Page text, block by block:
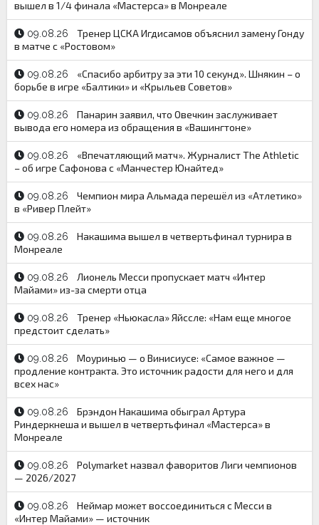
вышел в 1/4 финала «Мастерса» в Монреале
09.08.26
Тренер ЦСКА Игдисамов объяснил замену Гонду
в матче с «Ростовом»
09.08.26
«Спасибо арбитру за эти 10 секунд». Шнякин – о
борьбе в игре «Балтики» и «Крыльев Советов»
09.08.26
Панарин заявил, что Овечкин заслуживает
вывода его номера из обращения в «Вашингтоне»
09.08.26
«Впечатляющий матч». Журналист The Athletic
– об игре Сафонова с «Манчестер Юнайтед»
09.08.26
Чемпион мира Альмада перешёл из «Атлетико»
в «Ривер Плейт»
09.08.26
Накашима вышел в четвертьфинал турнира в
Монреале
09.08.26
Лионель Месси пропускает матч «Интер
Майами» из-за смерти отца
09.08.26
Тренер «Ньюкасла» Яйссле: «Нам еще многое
предстоит сделать»
09.08.26
Моуринью — о Винисиусе: «Самое важное —
продление контракта. Это источник радости для него и для
всех нас»
09.08.26
Брэндон Накашима обыграл Артура
Риндеркнеша и вышел в четвертьфинал «Мастерса» в
Монреале
09.08.26
Polymarket назвал фаворитов Лиги чемпионов
— 2026/2027
09.08.26
Неймар может воссоединиться с Месси в
«Интер Майами» — источник